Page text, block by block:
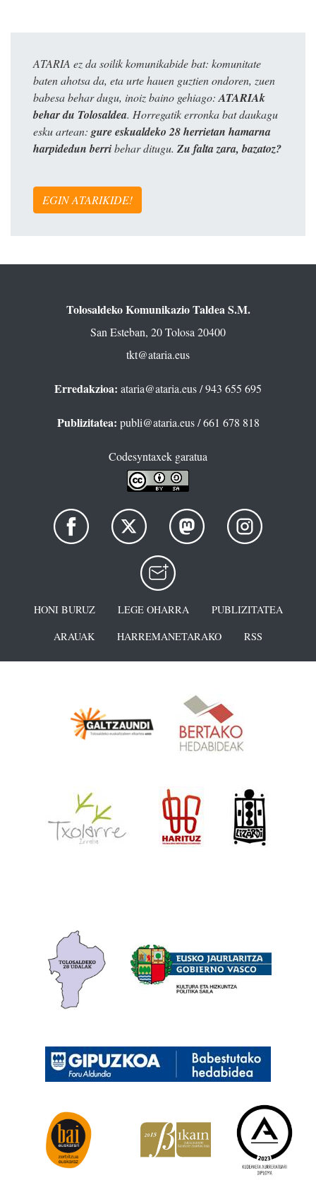
ATARIA ez da soilik komunikabide bat: komunitate
baten ahotsa da, eta urte hauen guztien ondoren, zuen
babesa behar dugu, inoiz baino gehiago: ATARIAk
behar du Tolosaldea. Horregatik erronka bat daukagu
esku artean: gure eskualdeko 28 herrietan hamarna
harpidedun berribehar ditugu. Zu falta zara, bazatoz?
EGIN ATARIKIDE!
Tolosaldeko Komunikazio Taldea S.M.
San Esteban, 20 Tolosa 20400
tkt@ataria.eus
Erredakzioa: ataria@ataria.eus/ 943 655 695
Publizitatea: publi@ataria.eus/ 661 678 818
Codesyntaxek garatua
HONI BURUZ LEGE OHARRA
PUBLIZITATEA
ARAUAK
HARREMANETARAKO RSS